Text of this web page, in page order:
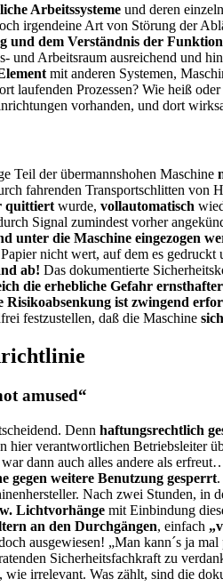
Arbeitssystemeund deren
irgendeine Art von Störung der
und dem Verständnis der
und Arbeitsraum ausreichend und
mit anderen Systemen,
laufenden Prozessen? Wie heiß
vorhanden, und dort
Teil der übermannshohen Maschine
fahrenden Transportschlitten
quittiert wurde,vollautomatisch
Signal zumindest vorher
unter die Maschine eingezogen
Papier nicht wert, auf dem es
ab! Das dokumentierte
die erhebliche Gefahr
Risikoabsenkung ist zwingend
festzustellen, daß die Maschine
amused“
Dennhaftungsrechtlich
hier verantwortlichen Betriebsleiter
dann auch alles andere als
gegen weitere Benutzung gesperrt
Nach zwei Stunden,
Lichtvorhänge mit Einbindung
an den Durchgängen, einfach
ausgewiesen! „Man kann´s ja
Sicherheitsfachkraft zu
irrelevant. Was zählt, sind die